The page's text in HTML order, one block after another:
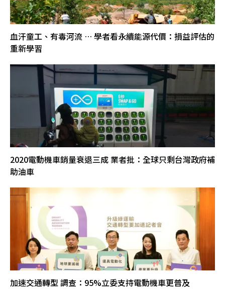
血汗童工、有毒河流 … 學者看永續能源代價：損益評估的
重新學習
2020電動機車銷量衰退三成 業者批：全球只剩台灣政府補
助油車
加速交通轉型 調查：95%立委支持電動機車更普及